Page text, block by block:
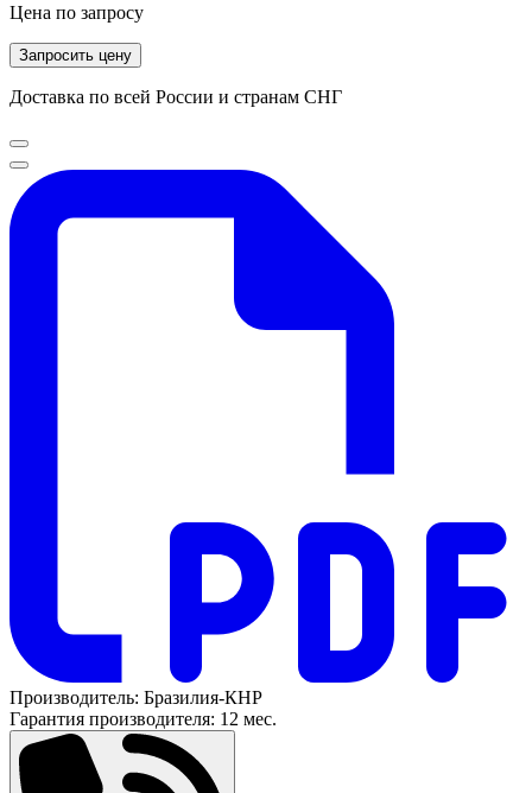
Цена по запросу
Запросить цену
Доставка по всей России и странам СНГ
Производитель: Бразилия-КНР
Гарантия производителя: 12 мес.